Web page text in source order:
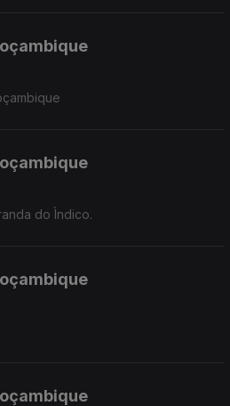
do Ìndico.